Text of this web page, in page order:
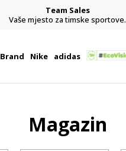
Team Sales
Vaše mjesto za timske sportove.
Brand Nike adidas
Magazin